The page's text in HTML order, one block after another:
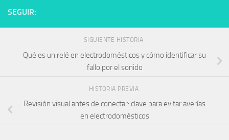
SEGUIR:
SIGUIENTE HISTORIA
Qué es un relé en electrodomésticos y cómo identificar su
fallo por el sonido
HISTORIA PREVIA
Revisión visual antes de conectar: clave para evitar averías
en electrodomésticos